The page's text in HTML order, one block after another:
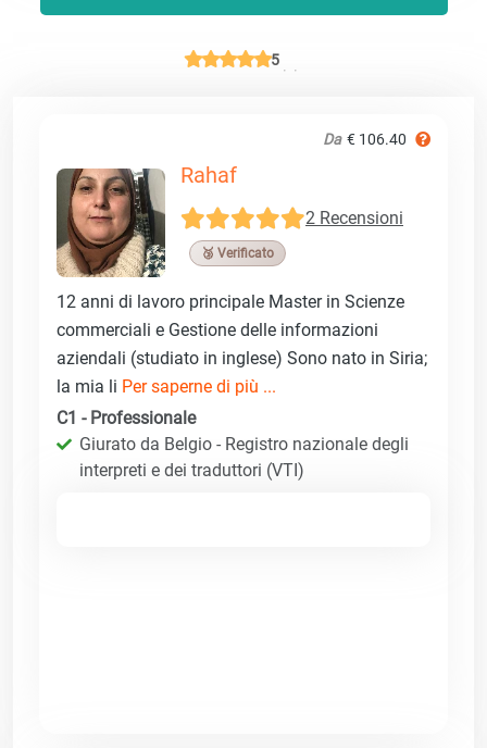
5
Da € 106.40
Rahaf
2 Recensioni
🥉 Verificato
12 anni di lavoro principale Master in Scienze
commerciali e Gestione delle informazioni
aziendali (studiato in inglese) Sono nato in Siria;
la mia li Per saperne di più ...
C1 - Professionale
Giurato da Belgio - Registro nazionale degli
interpreti e dei traduttori (VTI)